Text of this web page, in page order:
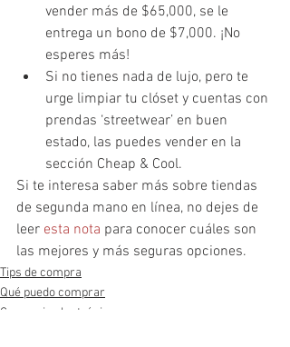
vender más de $65,000, se le
entrega un bono de $7,000. ¡No
esperes más!
Si no tienes nada de lujo, pero te
urge limpiar tu clóset y cuentas con
prendas ‘streetwear’ en buen
estado, las puedes vender en la
sección Cheap & Cool.
Si te interesa saber más sobre tiendas
de segunda mano en línea, no dejes de
leer esta nota para conocer cuáles son
las mejores y más seguras opciones.
Tips de compra
Qué puedo comprar
Comercio electrónico